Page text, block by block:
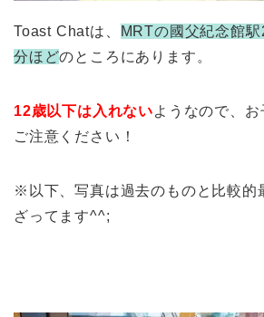
Toast Chatは、
MRTの國父紀念館
分ほどのところにあります。
12歳以下は入れないようなので、
ご注意ください！
※以下、写真は過去のものと比較的
ざってます^^;